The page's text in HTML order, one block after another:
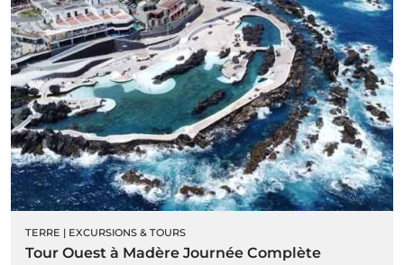
TERRE | EXCURSIONS & TOURS
Tour Ouest à Madère Journée Complète